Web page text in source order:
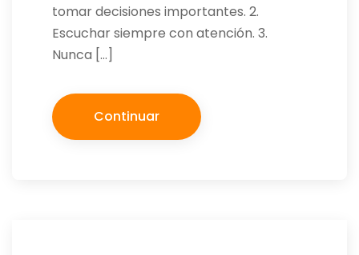
tomar decisiones importantes. 2.
Escuchar siempre con atención. 3.
Nunca […]
Continuar